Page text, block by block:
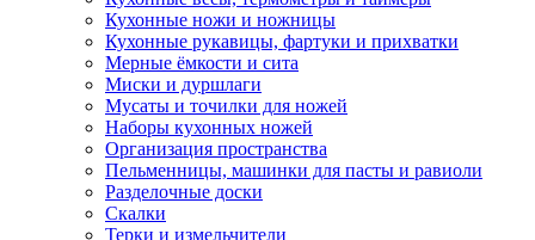
Кухонные ножи и ножницы
Кухонные рукавицы, фартуки и прихватки
Мерные ёмкости и сита
Миски и дуршлаги
Мусаты и точилки для ножей
Наборы кухонных ножей
Организация пространства
Пельменницы, машинки для пасты и равиоли
Разделочные доски
Скалки
Терки и измельчители